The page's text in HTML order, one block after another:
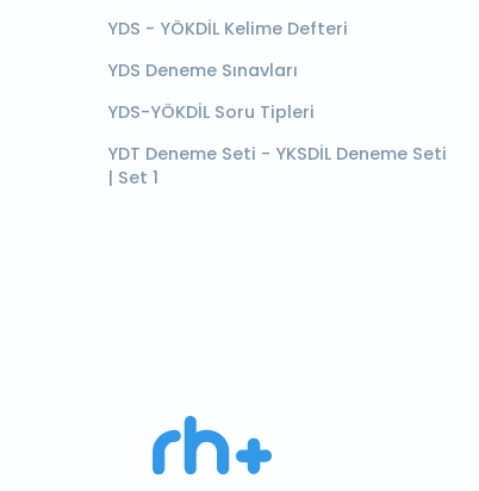
YDS - YÖKDİL Kelime Defteri
YDS Deneme Sınavları
YDS-YÖKDİL Soru Tipleri
YDT Deneme Seti - YKSDİL Deneme Seti
| Set 1